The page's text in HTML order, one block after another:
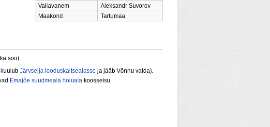
Vallavanem
Aleksandr Suvorov
Maakond
Tartumaa
soo).
kuulub Järvselja looduskaitsealasse ja jääb Võnnu valda).
Emajõe suudmeala hoiuala koosseisu.